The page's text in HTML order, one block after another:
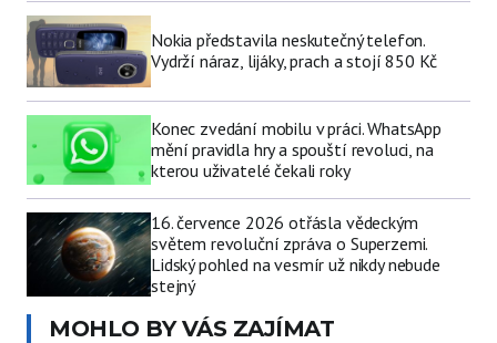
Nokia představila neskutečný telefon.
Vydrží náraz, lijáky, prach a stojí 850 Kč
Konec zvedání mobilu v práci. WhatsApp
mění pravidla hry a spouští revoluci, na
kterou uživatelé čekali roky
16. července 2026 otřásla vědeckým
světem revoluční zpráva o Superzemi.
Lidský pohled na vesmír už nikdy nebude
stejný
MOHLO BY VÁS ZAJÍMAT